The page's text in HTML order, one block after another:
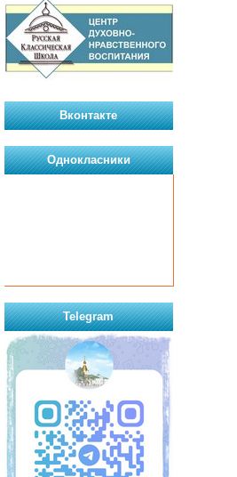
Вконтакте
Однокласники
Telegram